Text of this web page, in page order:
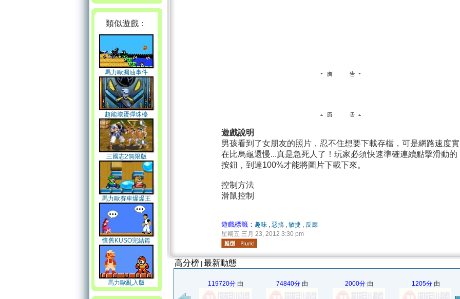
類似遊戲：
馬力歐漏油事件
超能壞蛋彈珠檯
三國志2無限版
馬力歐賽車爆爆王
懷舊KUSO完結篇
馬力歐亂入版
遊戲說明
男孩看到了女朋友的照片，忍不住想要下載存檔，可是網路速度實
在比烏龜還慢...真是急死人了！玩家必須快速準確連續點擊滑動的
按鈕，到達100%才能將圖片下載下來。
控制方法
滑鼠控制
遊戲標籤： 趣味 , 惡搞 , 敏捷 , 反應
星期五 三月 23, 2012 3:30 pm
高分榜 最新動態
119720分由 74840分 由 2000分由 1205分由